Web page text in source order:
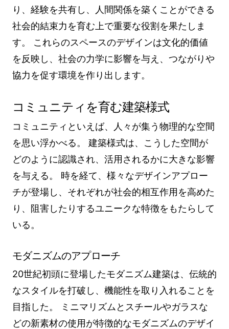
り、経験を共有し、人間関係を築くことができる
社会的結束力を育む上で重要な役割を果たしま
す。 これらのスペースのデザインは文化的価値
を反映し、社会の力学に影響を与え、つながりや
協力を促す環境を作り出します。
コミュニティを育む建築様式
コミュニティといえば、人々が集う物理的な空間
を思い浮かべる。 建築様式は、こうした空間が
どのように認識され、活用されるかに大きな影響
を与える。 時を経て、様々なデザインアプロー
チが登場し、それぞれが社会的相互作用を高めた
り、阻害したりするユニークな特徴をもたらして
いる。
モダニズムのアプローチ
20世紀初頭に登場したモダニズム建築は、伝統的
なスタイルを打破し、機能性を取り入れることを
目指した。 ミニマリズムとスチールやガラスな
どの新素材の使用が特徴的なモダニズムのデザイ